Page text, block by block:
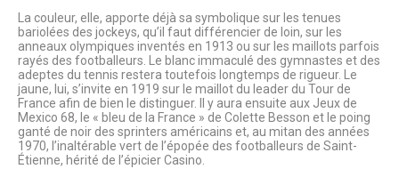
La couleur, elle, apporte déjà sa symbolique sur les tenues
bariolées des jockeys, qu’il faut différencier de loin, sur les
anneaux olympiques inventés en 1913 ou sur les maillots parfois
rayés des footballeurs. Le blanc immaculé des gymnastes et des
adeptes du tennis restera toutefois longtemps de rigueur. Le
jaune, lui, s’invite en 1919 sur le maillot du leader du Tour de
France afin de bien le distinguer. Il y aura ensuite aux Jeux de
Mexico 68, le « bleu de la France » de Colette Besson et le poing
ganté de noir des sprinters américains et, au mitan des années
1970, l’inaltérable vert de l’épopée des footballeurs de Saint-
Étienne, hérité de l’épicier Casino.